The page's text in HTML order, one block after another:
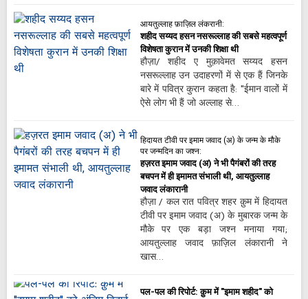
आयतुल्लाह फ़ाज़िल लंकरानी:
शहीद सय्यद हसन नसरूल्लाह की सबसे महत्वपूर्ण
विशेषता कुरान में उनकी शिक्षा थी
हौज़ा/ शहीद ए मुक़ावेमत सय्यद हसन
नसरूल्लाह उन उदाहरणों में से एक हैं जिनके
बारे में पवित्र कुरान कहता है: "ईमान वालों में
ऐसे लोग भी हैं जो अल्लाह से…
हिदायत टीवी पर इमाम जवाद (अ) के जन्म के मौके
पर जन्मदिन का जश्न:
हज़रत इमाम जवाद (अ) ने भी पैगंबरों की तरह
बचपन में ही इमामत संभाली थी, आयतुल्लाह
जवाद लंकारानी
हौज़ा / कल रात पवित्र शहर क़ुम में हिदायत
टीवी पर इमाम जवाद (अ) के मुबारक जन्म के
मौके पर एक बड़ा जश्न मनाया गया;
आयतुल्लाह जवाद फ़ाज़िल लंकारानी ने
खास…
पल-पल की रिपोर्ट: क़ुम में "इमाम शहीद" को